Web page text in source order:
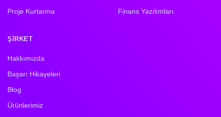
Proje Kurtarma Finans Yazılımları
ŞIRKET
Hakkımızda
Başarı Hikayeleri
Blog
Ürünlerimiz